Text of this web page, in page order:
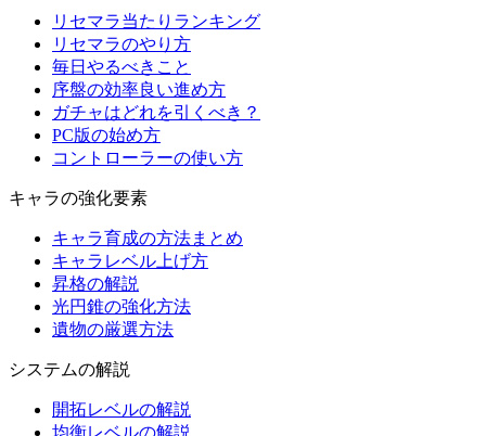
リセマラ当たりランキング
リセマラのやり方
毎日やるべきこと
序盤の効率良い進め方
ガチャはどれを引くべき？
PC版の始め方
コントローラーの使い方
キャラの強化要素
キャラ育成の方法まとめ
キャラレベル上げ方
昇格の解説
光円錐の強化方法
遺物の厳選方法
システムの解説
開拓レベルの解説
均衡レベルの解説